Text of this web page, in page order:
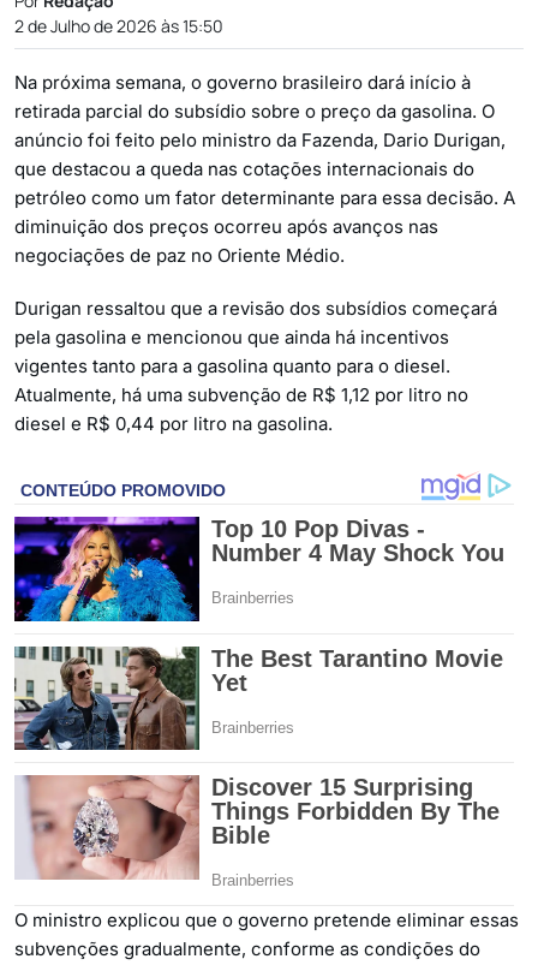
2 de Julho de 2026 às 15:50
Na próxima semana, o governo brasileiro dará início à
retirada parcial do subsídio sobre o preço da gasolina. O
anúncio foi feito pelo ministro da Fazenda, Dario Durigan,
que destacou a queda nas cotações internacionais do
petróleo como um fator determinante para essa decisão. A
diminuição dos preços ocorreu após avanços nas
negociações de paz no Oriente Médio.
Durigan ressaltou que a revisão dos subsídios começará
pela gasolina e mencionou que ainda há incentivos
vigentes tanto para a gasolina quanto para o diesel.
Atualmente, há uma subvenção de R$ 1,12 por litro no
diesel e R$ 0,44 por litro na gasolina.
O ministro explicou que o governo pretende eliminar essas
subvenções gradualmente, conforme as condições do